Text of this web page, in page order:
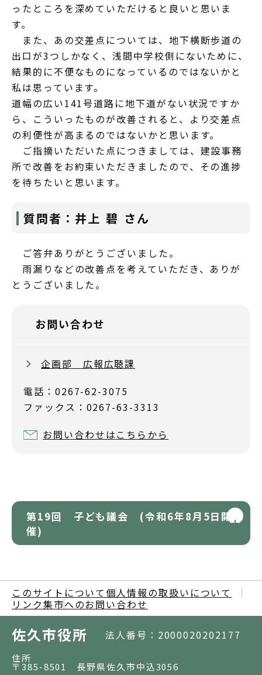
ったところを深めていただけると良いと思いま
す。
また、あの交差点については、地下横断歩道の
出口が3つしかなく、浅間中学校側にないために、
結果的に不便なものになっているのではないかと
私は思っています。
道幅の広い141号道路に地下道がない状況ですか
ら、こういったものが改善されると、より交差点
の利便性が高まるのではないかと思います。
ご指摘いただいた点につきましては、建設事務
所で改善をお約束いただきましたので、その進捗
を待ちたいと思います。
質問者：井上 碧 さん
ご答弁ありがとうございました。
雨漏りなどの改善点を考えていただき、ありが
とうございました。
お問い合わせ
企画部 広報広聴課
電話：0267-62-3075
ファックス：0267-63-3313
お問い合わせはこちらから
第19回 子ども議会 (令和6年8月5日開
催)
このサイトについて 個人情報の取扱いについて
リンク集市へのお問い合わせ
佐久市役所 法人番号：2000020202177
住所
〒385-8501 長野県佐久市中込3056